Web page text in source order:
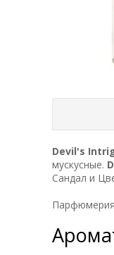
Devil's
мускусные.
Сандал и
Парфюмерия